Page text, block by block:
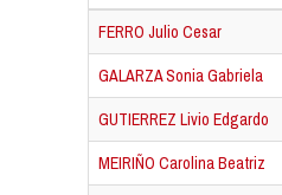
FERRO Julio Cesar
GALARZA Sonia Gabriela
GUTIERREZ Livio Edgardo
MEIRIÑO Carolina Beatriz